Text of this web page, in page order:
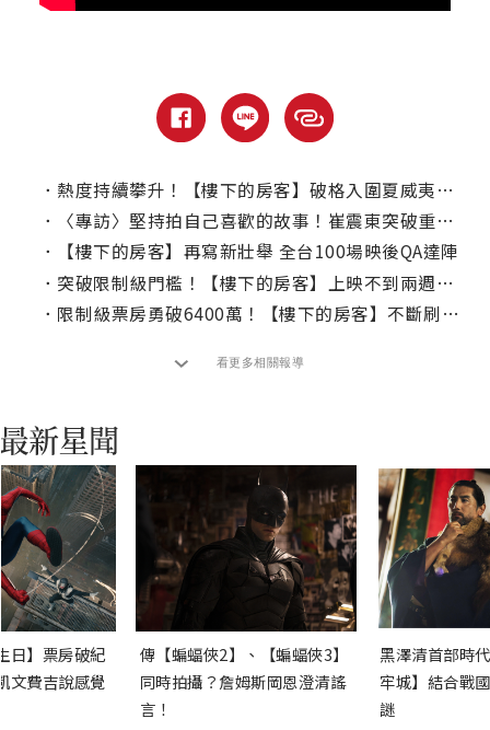
． 熱度持續攀升！【樓下的房客】破格入圍夏威夷國際影展競賽
．
〈專訪〉堅持拍自己喜歡的故事！崔震東突破重重難關拍【樓下的房客】
．
【樓下的房客】再寫新壯舉 全台100場映後QA達陣
． 突破限制級門檻！【樓下的房客】上映不到兩週破億
． 限制級票房勇破6400萬！【樓下的房客】不斷刷新國片NO.1
看更多相關報導
日】票房破紀
文費吉說感覺
傳【蝙蝠俠2】、【蝙蝠俠3】
同時拍攝？詹姆斯岡恩澄清謠
言！
黑澤清首部時
牢城】結合戰
謎